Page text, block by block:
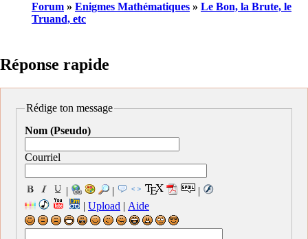
Forum » Enigmes Mathématiques » Le Bon, la Brute, le
Truand, etc
Réponse rapide
Rédige ton message
Nom (Pseudo)
Courriel
| |
|
| Upload | Aide